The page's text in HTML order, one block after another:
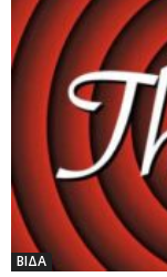
ΒΙΔΑ